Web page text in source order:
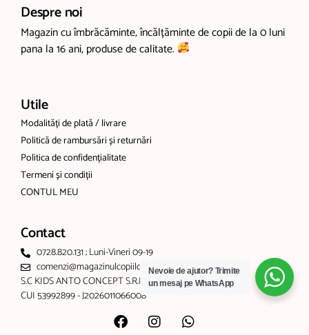
Despre noi
Magazin cu îmbrăcăminte, încălțăminte de copii de la 0 luni
pana la 16 ani, produse de calitate.
Utile
Modalități de plată / livrare
Politică de rambursări și returnări
Politica de confidențialitate
Termeni și condiții
CONTUL MEU
Contact
0728.820.131 ; Luni-Vineri 09-19
comenzi@magazinulcopiilor.com
S.C KIDS ANTO CONCEPT S.R.L
CUI 53992899 - J2026011066008
Nevoie de ajutor? Trimite
un mesaj pe WhatsApp